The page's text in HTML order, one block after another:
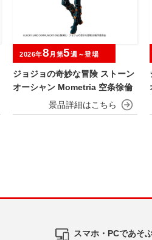
ジョジョの奇妙な冒険 ストーン
オーシャン Mometria 空条徐倫
2026年8 月第5週～登場
スマホ・PCであそ